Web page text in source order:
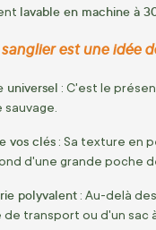
lavable en machine à
est une idée
universel : C'est le
vos clés : Sa texture en
d'une grande poche
polyvalent : Au-delà
de transport ou d'un sac